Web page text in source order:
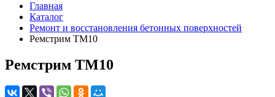
Главная
Каталог
Ремонт и восстановления бетонных поверхностей
Ремстрим ТМ10
Ремстрим ТМ10